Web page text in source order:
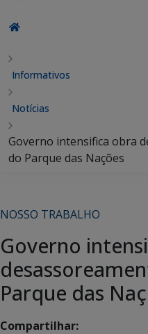
Informativos
Notícias
Governo intensifica obra
do Parque das Nações
NOSSO TRABALHO
Governo
Parque das
Compartilhar: